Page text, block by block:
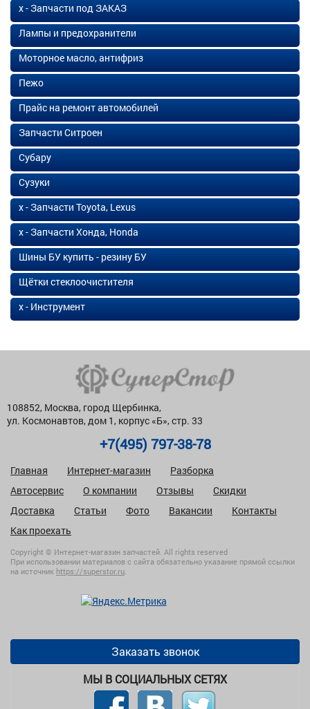
х - Запчасти под ЗАКАЗ
Лампы и предохранители
Моторное масло, антифриз
Пежо
Прайс на ремонт автомобилей
Запчасти Ситроен
Субару
Сузуки
х - Запчасти Toyota, Lexus
х - Запчасти Хонда, Honda
Шины БУ купить - резину БУ
Щётки стеклоочистителя
х - Инструмент
108852, Москва, город Щербинка,
ул. Космонавтов, дом 1, корпус «Б», стр. 33
+7(495) 797-38-78
Главная Интернет-магазин
Разборка
Автосервис
О компании Отзывы
Скидки
Доставка
Статьи Фото Вакансии
Контакты
Как проехать
Copyright © Интернет-магазин запчастей. All rights reserved
При использовании материалов с сайта обязательно указание прямой ссылки
на источник https://superstor.ru.
Заказать звонок
МЫ В СОЦИАЛЬНЫХ СЕТЯХ